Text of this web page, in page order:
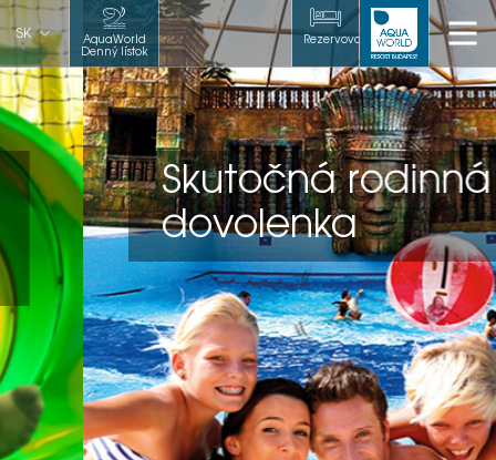
AquaWorld
Denný lístok
SK Rezervovať
Skutočná rodinná
dovolenka